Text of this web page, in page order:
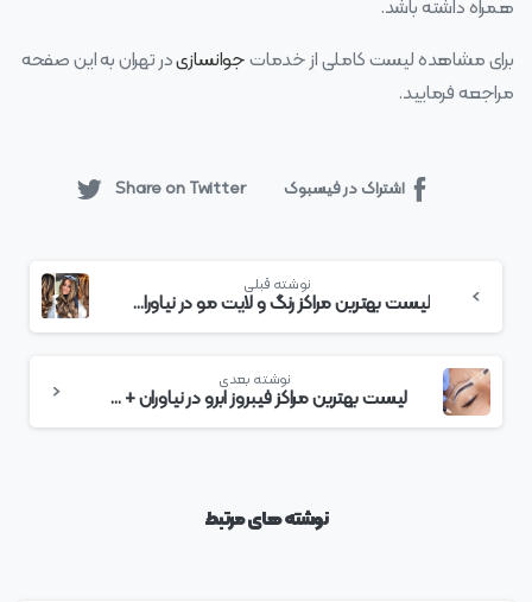
همراه داشته باشد.
برای مشاهده لیست کاملی از خدماتجوانسازیدر تهران به این صفحه
مراجعه فرمایید.
اشتراک در فیسبوک Share on Twitter
بخوانید
نوشته قبلی
لیست بهترین مراکز رنگ و لایت مو در نیاوران + هزینه رنگ و لایت مو
نوشته بعدی
لیست بهترین مراکز فیبروز ابرو در نیاوران + هزینه فیبروز ابرو
نوشته های مرتبط